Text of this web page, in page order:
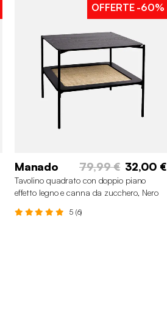
OFFERTE-60%
Manado 79,99 € 32,00 €
Tavolino quadrato con doppio piano
effetto legno e canna da zucchero, Nero
5 (6)